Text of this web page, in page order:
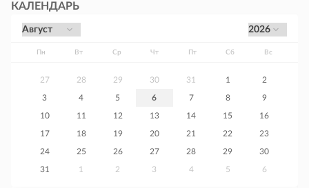
КАЛЕНДАРЬ
Пн Вт Ср Чт Пт Сб Вс
27 28 29 30 31 1 2
3 4 5 6 7 8 9
10 11 12 13 14 15 16
17 18 19 20 21 22 23
24 25 26 27 28 29 30
31 1 2 3 4 5 6